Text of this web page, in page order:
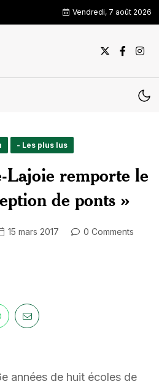
Vendredi, 7 août 2026
- Les plus lus
Lajoie remporte le
de ponts »
15 mars 2017
0 Comments
années de huit écoles de